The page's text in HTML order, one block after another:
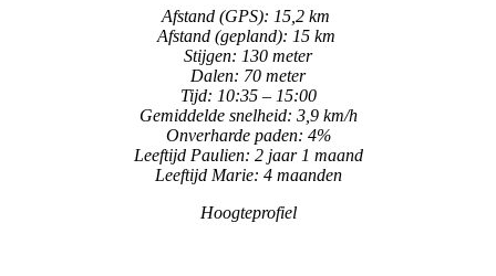
Afstand (GPS): 15,2 km
Afstand (gepland): 15 km
Stijgen: 130 meter
Dalen: 70 meter
Tijd: 10:35 – 15:00
Gemiddelde snelheid: 3,9 km/h
Onverharde paden: 4%
Leeftijd Paulien: 2 jaar 1 maand
Leeftijd Marie: 4 maanden
Hoogteprofiel